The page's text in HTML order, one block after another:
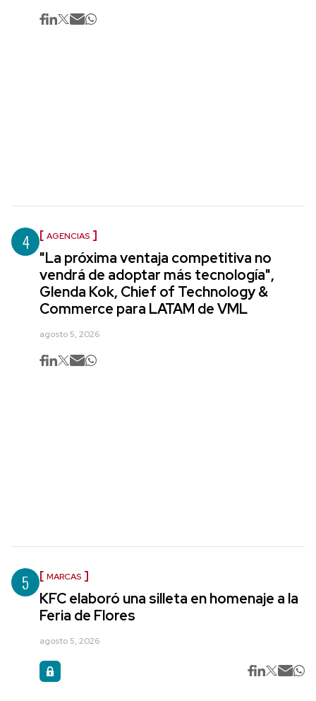
4 AGENCIAS
"La próxima ventaja competitiva no
vendrá de adoptar más tecnología",
Glenda Kok, Chief of Technology &
Commerce para LATAM de VML
agosto 5, 2026
5 MARCAS
KFC elaboró una silleta en homenaje a la
Feria de Flores
agosto 5, 2026